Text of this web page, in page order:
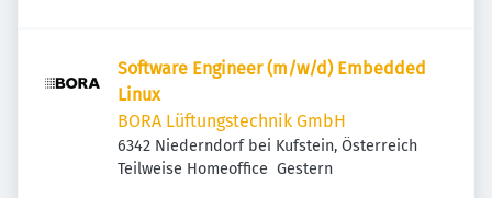
Software Engineer (m/w/d) Embedded
Linux
BORA Lüftungstechnik GmbH
6342 Niederndorf bei Kufstein, Österreich
Teilweise Homeoffice Veröffentlicht
Gestern